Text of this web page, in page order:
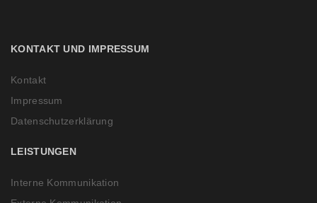
KONTAKT UND IMPRESSUM
Kontakt
Impressum
Datenschutzerklärung
LEISTUNGEN
Interne Kommunikation